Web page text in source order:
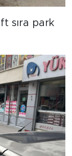
sıra park